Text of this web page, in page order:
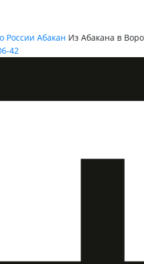
России Абакан Из Абакана в
42